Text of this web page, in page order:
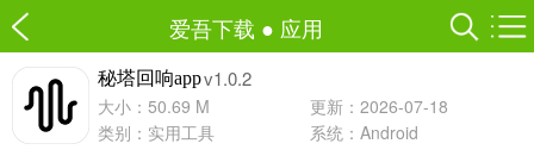
爱吾下载 ● 应用
秘塔回响appv1.0.2
大小：50.69 M
更新：2026-07-18
类别： 实用工具 系统：Android